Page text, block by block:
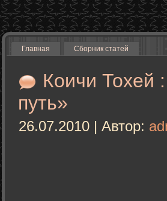
Главная Сборник статей
Коичи Тохей
путь»
26.07.2010 | Автор: